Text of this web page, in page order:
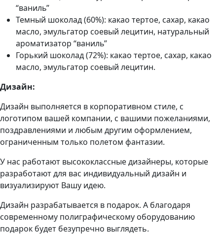
“ваниль”
Темный шоколад (60%): какао тертое, сахар, какао
масло, эмульгатор соевый лецитин, натуральный
ароматизатор “ваниль”
Горький шоколад (72%): какао тертое, сахар, какао
масло, эмульгатор соевый лецитин.
Дизайн:
Дизайн выполняется в корпоративном стиле, с
логотипом вашей компании, с вашими пожеланиями,
поздравлениями и любым другим оформлением,
ограниченным только полетом фантазии.
У нас работают высококлассные дизайнеры, которые
разработают для вас индивидуальный дизайн и
визуализируют Вашу идею.
Дизайн разрабатывается в подарок. А благодаря
современному полиграфическому оборудованию
подарок будет безупречно выглядеть.